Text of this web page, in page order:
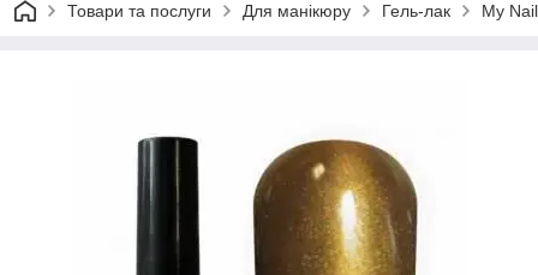
Товари та послуги Для манікюру Гель-лак My Nail